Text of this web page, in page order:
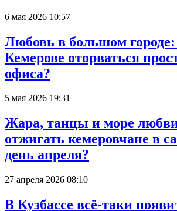
6 мая 2026 10:57
Любовь в большом
Кемерове оторваться
офиса?
5 мая 2026 19:31
Жара, танцы и море
отжигать кемеровчане в
день апреля?
27 апреля 2026 08:10
В Кузбассе всё-таки